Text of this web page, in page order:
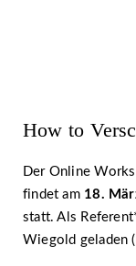
How to
Der Online
findet am 18.
statt. Als
Wiegold geladen